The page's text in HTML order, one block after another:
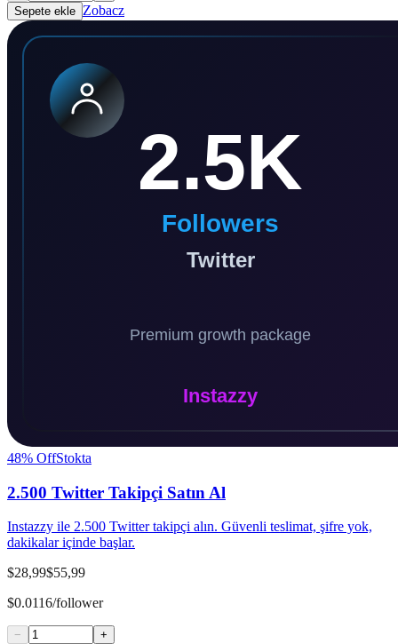
Sepete ekle Zobacz
48% OffStokta
2.500 Twitter Takipçi Satın Al
Instazzy ile 2.500 Twitter takipçi alın. Güvenli teslimat, şifre yok,
dakikalar içinde başlar.
$28,99$55,99
$0.0116/follower
−
+